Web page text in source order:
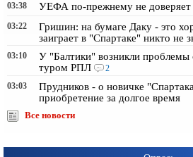
03:38 УЕФА по-прежнему не
03:22
Гришин: на бумаге Даку - это
заиграет в "Спартаке" никто не
03:10
У "Балтики" возникли проблемы
туром РПЛ
2
03:03
Прудников - о новичке
приобретение за долгое время
Все новости